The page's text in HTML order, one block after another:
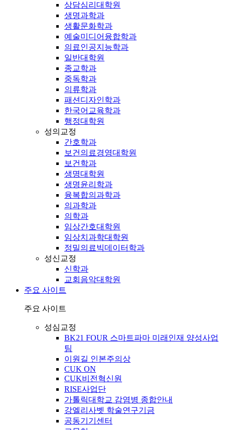
상담심리대학원
생명과학과
생활문화학과
예술미디어융합학과
의료인공지능학과
일반대학원
종교학과
중독학과
의류학과
패션디자인학과
한국어교육학과
행정대학원
성의교정
간호학과
보건의료경영대학원
보건학과
생명대학원
생명윤리학과
융복합의과학과
의과학과
의학과
임상간호대학원
임상치과학대학원
정밀의료빅데이터학과
성신교정
신학과
교회음악대학원
주요 사이트
주요 사이트
성심교정
BK21 FOUR 스마트파마 미래인재 양성사업
팀
이원길 인본주의상
CUK ON
CUK비전혁신원
RISE사업단
가톨릭대학교 감염병 종합안내
강엘리사벳 학술연구기금
공동기기센터